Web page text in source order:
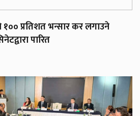
प्रतिशत भन्सार कर लगाउने
पारित